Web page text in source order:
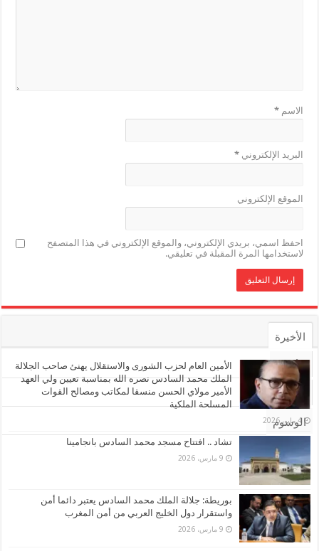
الاسم*
البريد الإلكتروني*
الموقع الإلكتروني
احفظ اسمي، بريدي الإلكتروني، والموقع الإلكتروني في هذا المتصفح
لاستخدامها المرة المقبلة في تعليقي.
الأخيرة
الأشهر
تعليقات
الوسوم
الأمين العام لحزب الشورى والاستقلال يهنئ صاحب الجلالة
الملك محمد السادس نصره الله بمناسبة تعيين ولي العهد
الأمير مولاي الحسن منسقا لمكاتب ومصالح القوات
المسلحة الملكية
4 مايو، 2026
تشاد .. افتتاح مسجد محمد السادس بانجامينا
9 مارس، 2026
بوريطة: جلالة الملك محمد السادس يعتبر دائما أمن
واستقرار دول الخليج العربي من أمن المغرب
9 مارس، 2026